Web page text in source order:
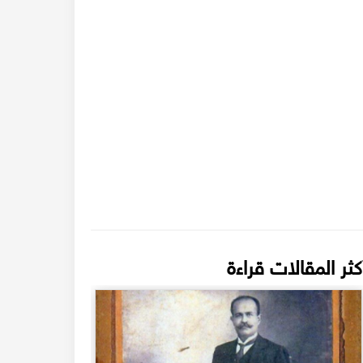
المقالات قراءة